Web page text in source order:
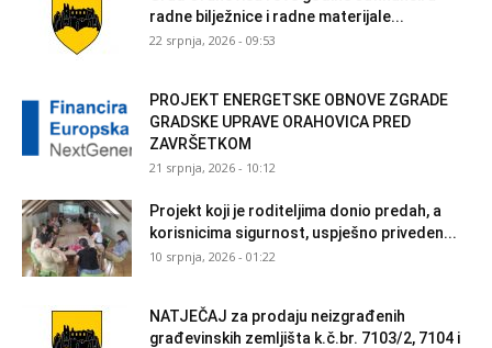
radne bilježnice i radne materijale...
22 srpnja, 2026 - 09:53
PROJEKT ENERGETSKE OBNOVE ZGRADE
GRADSKE UPRAVE ORAHOVICA PRED
ZAVRŠETKOM
21 srpnja, 2026 - 10:12
Projekt koji je roditeljima donio predah, a
korisnicima sigurnost, uspješno priveden...
10 srpnja, 2026 - 01:22
NATJEČAJ za prodaju neizgrađenih
građevinskih zemljišta k.č.br. 7103/2, 7104 i